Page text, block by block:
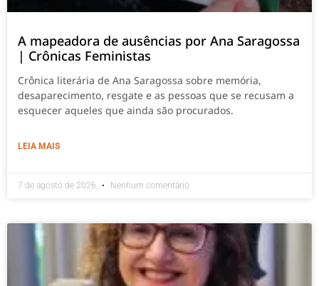
A mapeadora de ausências por Ana Saragossa
| Crônicas Feministas
Crônica literária de Ana Saragossa sobre memória,
desaparecimento, resgate e as pessoas que se recusam a
esquecer aqueles que ainda são procurados.
LEIA MAIS
7 de agosto de 2026 Nenhum comentário